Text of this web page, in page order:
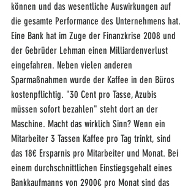
können und das wesentliche Auswirkungen auf
die gesamte Performance des Unternehmens hat.
Eine Bank hat im Zuge der Finanzkrise 2008 und
der Gebrüder Lehman einen Milliardenverlust
eingefahren. Neben vielen anderen
Sparmaßnahmen wurde der Kaffee in den Büros
kostenpflichtig. "30 Cent pro Tasse, Azubis
müssen sofort bezahlen" steht dort an der
Maschine. Macht das wirklich Sinn? Wenn ein
Mitarbeiter 3 Tassen Kaffee pro Tag trinkt, sind
das 18€ Ersparnis pro Mitarbeiter und Monat. Bei
einem durchschnittlichen Einstiegsgehalt eines
Bankkaufmanns von 2900€ pro Monat sind das